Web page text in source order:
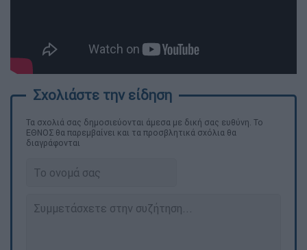
Τα σχολιά σας δημοσιεύονται άμεσα με δική σας ευθύνη. Το
ΕΘΝΟΣ θα παρεμβαίνει και τα προσβλητικά σχόλια θα
διαγράφονται